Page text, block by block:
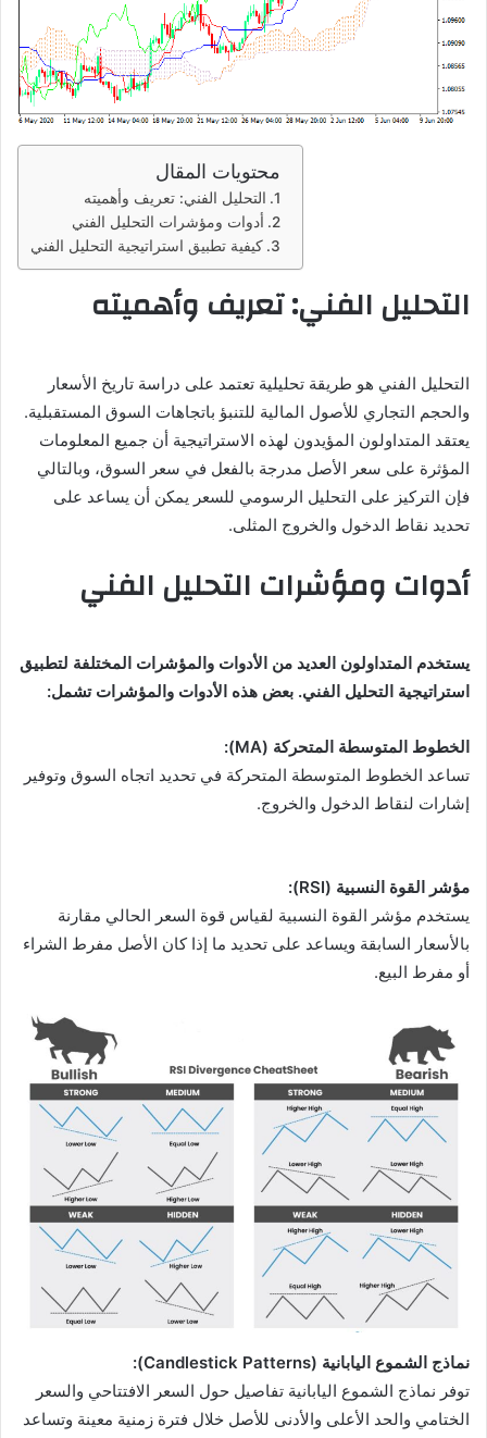
محتويات المقال
التحليل الفني: تعريف وأهميته
أدوات ومؤشرات التحليل الفني
كيفية تطبيق استراتيجية التحليل الفني
التحليل الفني: تعريف وأهميته
التحليل الفني هو طريقة تحليلية تعتمد على دراسة تاريخ الأسعار
والحجم التجاري للأصول المالية للتنبؤ باتجاهات السوق المستقبلية.
يعتقد المتداولون المؤيدون لهذه الاستراتيجية أن جميع المعلومات
المؤثرة على سعر الأصل مدرجة بالفعل في سعر السوق، وبالتالي
فإن التركيز على التحليل الرسومي للسعر يمكن أن يساعد على
تحديد نقاط الدخول والخروج المثلى.
أدوات ومؤشرات التحليل الفني
يستخدم المتداولون العديد من الأدوات والمؤشرات المختلفة لتطبيق
استراتيجية التحليل الفني. بعض هذه الأدوات والمؤشرات تشمل:
الخطوط المتوسطة المتحركة (MA):
تساعد الخطوط المتوسطة المتحركة في تحديد اتجاه السوق وتوفير
إشارات لنقاط الدخول والخروج.
مؤشر القوة النسبية (RSI):
يستخدم مؤشر القوة النسبية لقياس قوة السعر الحالي مقارنة
بالأسعار السابقة ويساعد على تحديد ما إذا كان الأصل مفرط الشراء
أو مفرط البيع.
نماذج الشموع اليابانية (Candlestick Patterns):
توفر نماذج الشموع اليابانية تفاصيل حول السعر الافتتاحي والسعر
الختامي والحد الأعلى والأدنى للأصل خلال فترة زمنية معينة وتساعد